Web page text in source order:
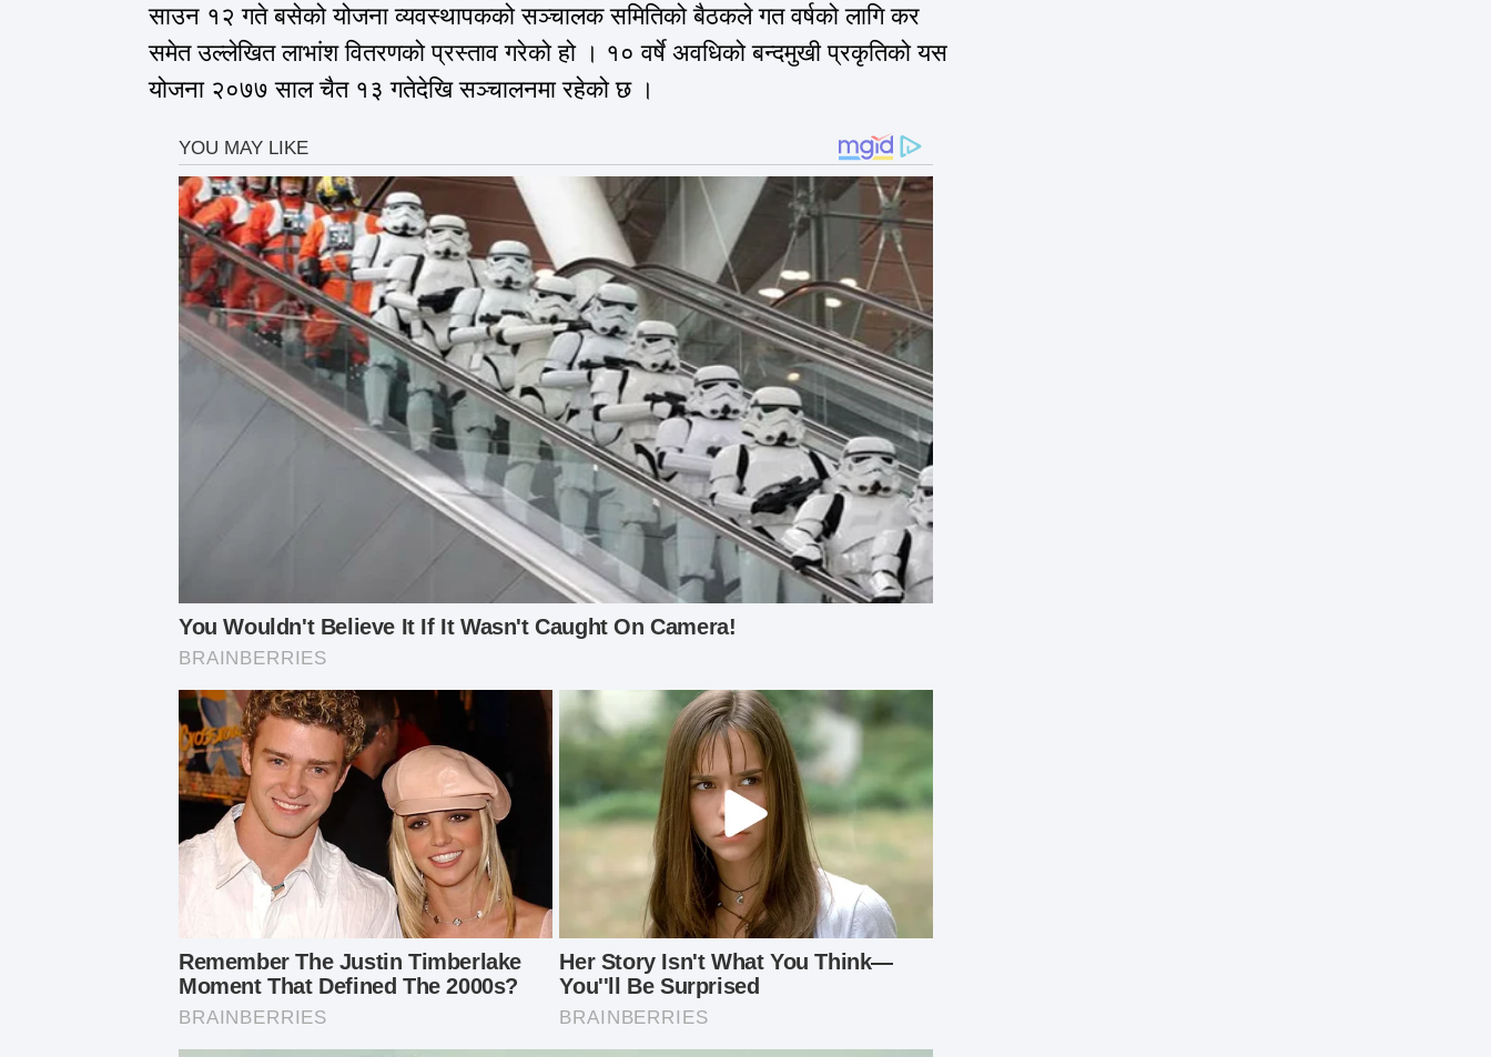
साउन १२ गते बसेको योजना व्यवस्थापकको सञ्चालक समितिको बैठकले गत वर्षको लागि कर
समेत उल्लेखित लाभांश वितरणको प्रस्ताव गरेको हो । १० वर्षे अवधिको बन्दमुखी प्रकृतिको यस
योजना २०७७ साल चैत १३ गतेदेखि सञ्चालनमा रहेको छ ।